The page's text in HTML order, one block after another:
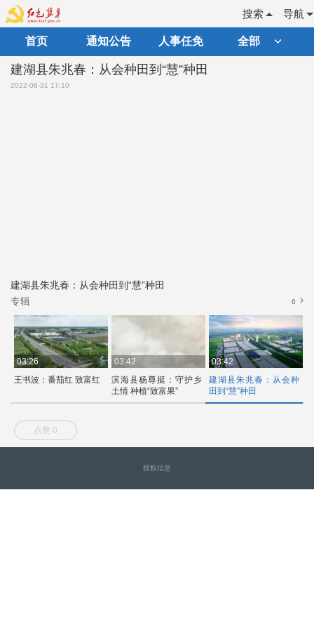
导航
搜索
首页 通知公告 人事任免 全部
建湖县朱兆春：从会种田到“慧”种田
2022-08-31 17:10
建湖县朱兆春：从会种田到“慧”种田
专辑
6
03:26
王书波：番茄红 致富红
03:42
滨海县杨尊挺：守护乡
土情 种植“致富果”
03:42
建湖县朱兆春：从会种
田到“慧”种田
点赞 0
授权信息